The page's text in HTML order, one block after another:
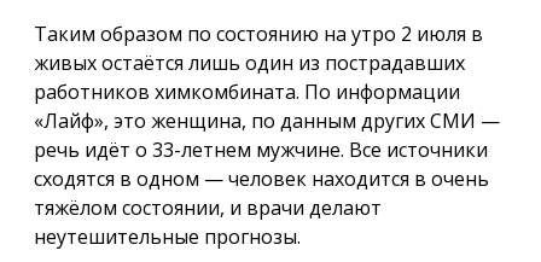
Таким образом по состоянию на утро 2 июля в
живых остаётся лишь один из пострадавших
работников химкомбината. По информации
«Лайф», это женщина, по данным других СМИ —
речь идёт о 33-летнем мужчине. Все источники
сходятся в одном — человек находится в очень
тяжёлом состоянии, и врачи делают
неутешительные прогнозы.